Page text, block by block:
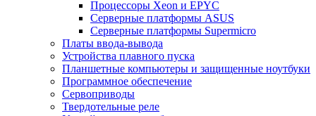
Процессоры Xeon и EPYC
Серверные платформы ASUS
Серверные платформы Supermicro
Платы ввода-вывода
Устройства плавного пуска
Планшетные компьютеры и защищенные ноутбуки
Программное обеспечение
Сервоприводы
Твердотельные реле